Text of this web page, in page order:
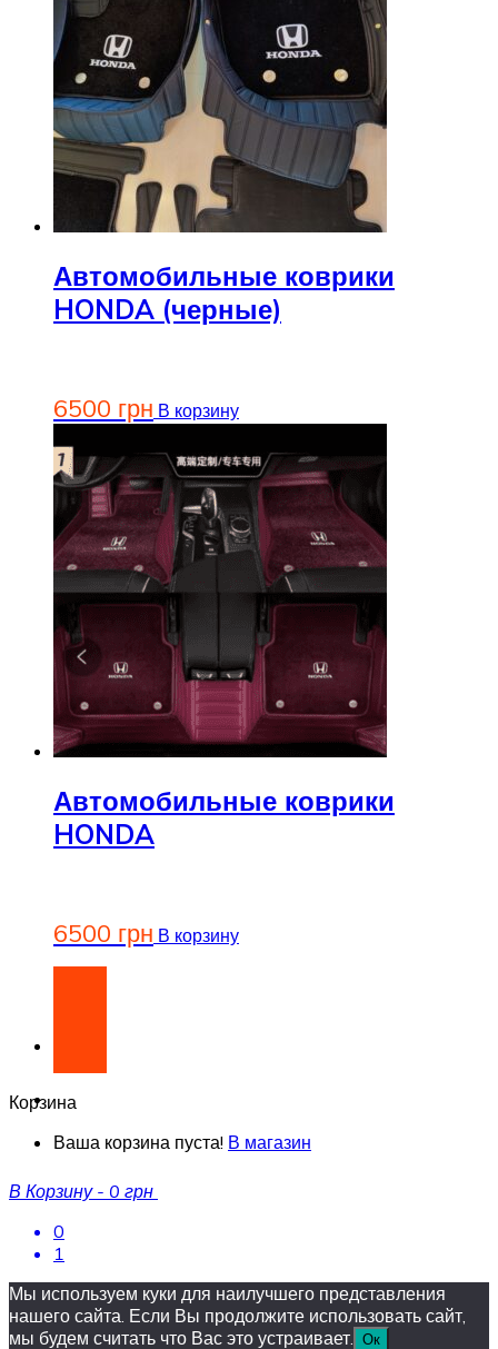
Автомобильные коврики
HONDA (черные)
6500 грн В корзину
Автомобильные коврики
HONDA
6500 грн В корзину
Корзина
Ваша корзина пуста! В магазин
В Корзину - 0 грн
0
1
Мы используем куки для наилучшего представления
нашего сайта. Если Вы продолжите использовать сайт,
мы будем считать что Вас это устраивает.
Ок